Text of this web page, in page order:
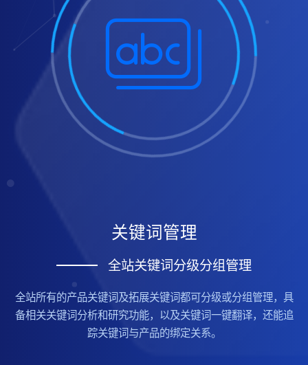
关键词管理
全站关键词分级分组管理
全站所有的产品关键词及拓展关键词都可分级或分组管理，具
备相关关键词分析和研究功能，以及关键词一键翻译，还能追
踪关键词与产品的绑定关系。